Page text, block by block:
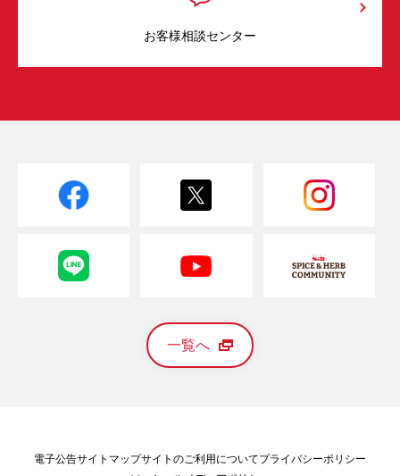
お客様相談センター
一覧へ
電子公告サイトマップサイトのご利用についてプライバシーポリシー